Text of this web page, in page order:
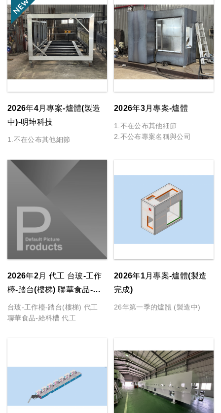
2026年4月專案-爐體(製造
中)-明坤科技
1.不在公布其他細節
2026年3月專案-爐體
1.不在公布其他細節
2.不公布專案名稱與公司
2026年2月 代工 台玻-工作
檯-踏台(樓梯) 聯華食品-給
料槽 (沒拍照)
台玻-工作檯-踏台(樓梯) 代工
聯華食品-給料槽 代工
2026年1月專案-爐體(製造
完成)
26年第一季的爐體 (製造中)